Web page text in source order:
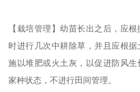
【栽培管理】幼苗长出之后，应
时进行几次中耕除草，并且应根
施以堆肥或火土灰，以促进防风
家种状态，不进行田间管理。